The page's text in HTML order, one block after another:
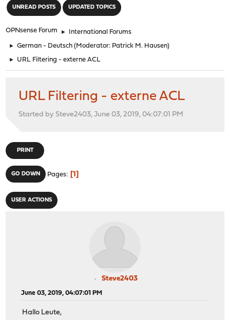
UNREAD POSTS UPDATED TOPICS
OPNsense Forum ► International Forums
► German - Deutsch (Moderator: Patrick M. Hausen)
► URL Filtering - externe ACL
URL Filtering - externe ACL
Started by Steve2403, June 03, 2019, 04:07:01 PM
PRINT
GO DOWN Pages 1
USER ACTIONS
Steve2403
June 03, 2019, 04:07:01 PM
Hallo Leute,